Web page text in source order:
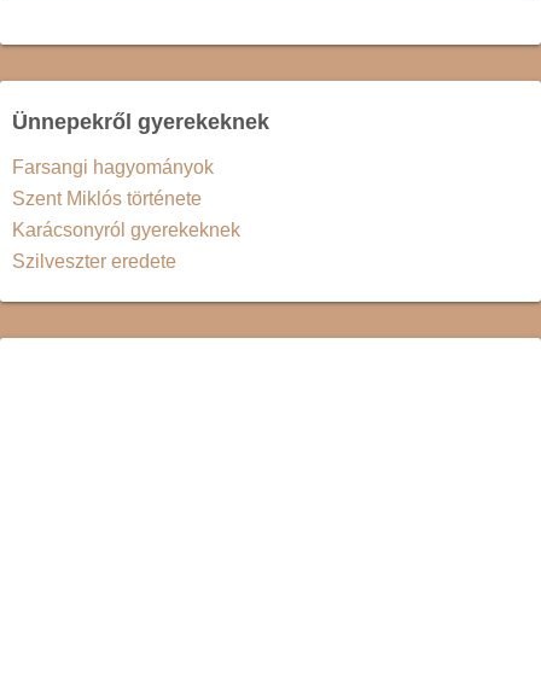
Ünnepekről gyerekeknek
Farsangi hagyományok
Szent Miklós története
Karácsonyról gyerekeknek
Szilveszter eredete